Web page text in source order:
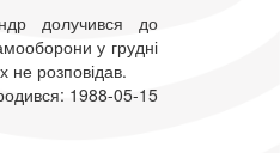
долучився до
у грудні
не розповідав.
1988-05-15